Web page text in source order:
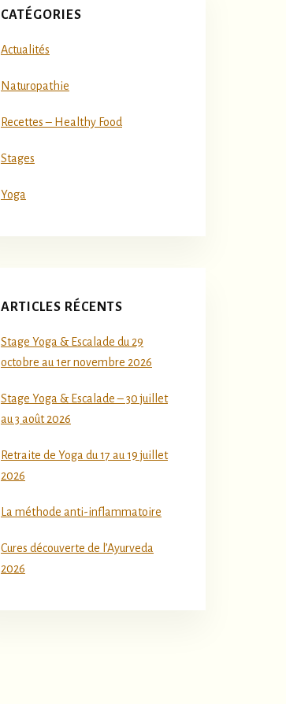
CATÉGORIES
Actualités
Naturopathie
Recettes – Healthy Food
Stages
Yoga
ARTICLES RÉCENTS
Stage Yoga & Escalade du 29
octobre au 1er novembre 2026
Stage Yoga & Escalade – 30 juillet
au 3 août 2026
Retraite de Yoga du 17 au 19 juillet
2026
La méthode anti-inflammatoire
Cures découverte de l’Ayurveda
2026